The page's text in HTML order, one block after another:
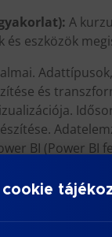
A
eszközök
és
BI (Power BI
formulák és
gyakorlat):A